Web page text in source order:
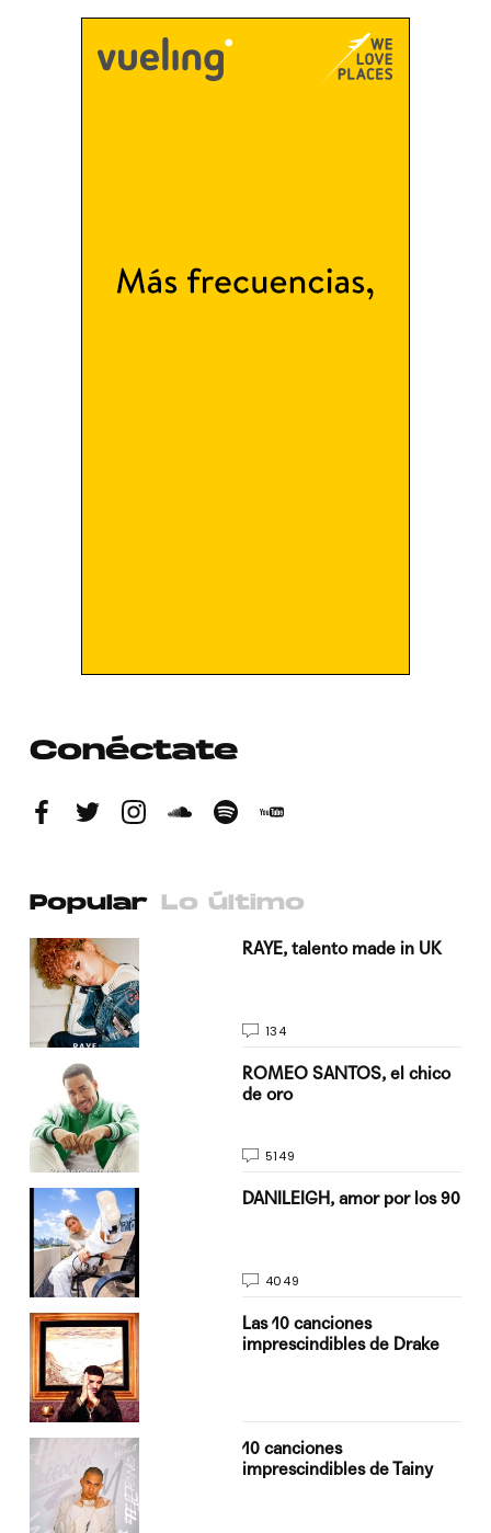
Conéctate
Popular Lo último
RAYE, talento made in UK
134
ROMEO SANTOS, el chico
de oro
5149
DANILEIGH, amor por los 90
4049
Las 10 canciones
imprescindibles de Drake
10 canciones
imprescindibles de Tainy